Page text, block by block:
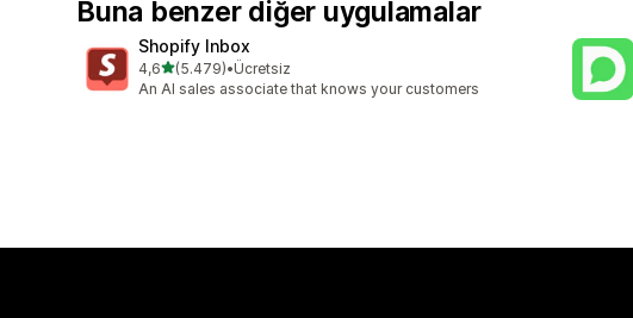
Buna benzer diğer uygulamalar
Shopify Inbox
4,65 yıldız üzerinden
(5.479)
toplam 5479 değerlendirme
•Ücretsiz
An AI sales associate that knows your customers